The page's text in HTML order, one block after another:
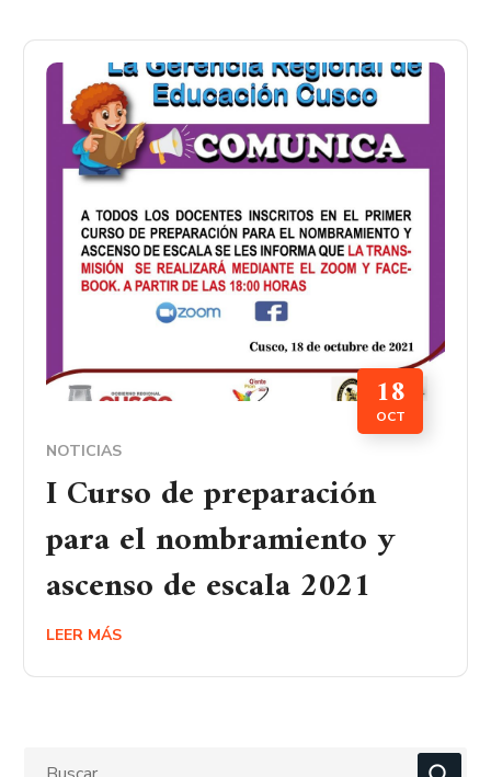
18
OCT
NOTICIAS
I Curso de preparación
para el nombramiento y
ascenso de escala 2021
LEER MÁS